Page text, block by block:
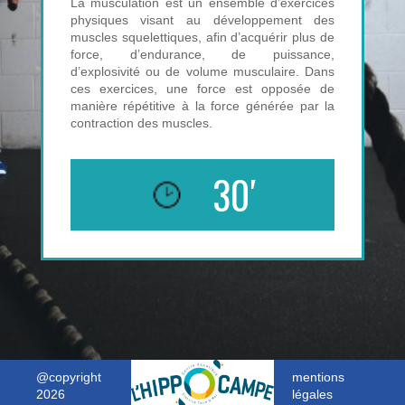
physiques visant au développement des
muscles squelettiques, afin d’acquérir plus de
force, d’endurance, de puissance,
d’explosivité ou de volume musculaire. Dans
ces exercices, une force est opposée de
manière répétitive à la force générée par la
contraction des muscles.
30′
@copyright
2026
mentions
légales